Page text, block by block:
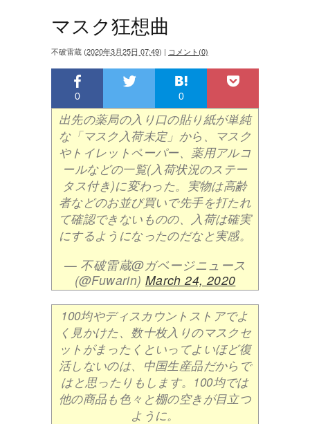
マスク狂想曲
不破雷蔵 (2020年3月25日 07:49) | コメント(0)
0 0
出先の薬局の入り口の貼り紙が単純
な「マスク入荷未定」から、マスク
やトイレットペーパー、薬用アルコ
ールなどの一覧(入荷状況のステー
タス付き)に変わった。実物は高齢
者などのお並び買いで先手を打たれ
て確認できないものの、入荷は確実
にするようになったのだなと実感。
— 不破雷蔵@ガベージニュース
(@Fuwarin) March 24, 2020
100均やディスカウントストアでよ
く見かけた、数十枚入りのマスクセ
ットがまったくといってよいほど復
活しないのは、中国生産品だからで
はと思ったりもします。100均では
他の商品も色々と棚の空きが目立つ
ように。